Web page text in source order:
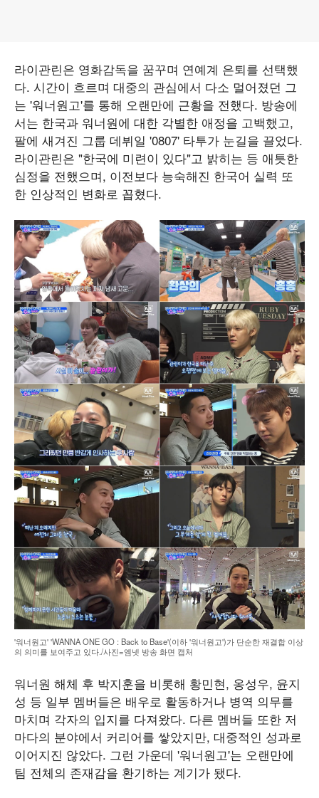
라이관린은 영화감독을 꿈꾸며 연예계 은퇴를 선택했
다. 시간이 흐르며 대중의 관심에서 다소 멀어졌던 그
는 '워너원고'를 통해 오랜만에 근황을 전했다. 방송에
서는 한국과 워너원에 대한 각별한 애정을 고백했고,
팔에 새겨진 그룹 데뷔일 '0807' 타투가 눈길을 끌었다.
라이관린은 "한국에 미련이 있다"고 밝히는 등 애틋한
심정을 전했으며, 이전보다 능숙해진 한국어 실력 또
한 인상적인 변화로 꼽혔다.
'워너원고' 'WANNA ONE GO : Back to Base'(이하 '워너원고')가 단순한 재결합 이상
의 의미를 보여주고 있다./사진=엠넷 방송 화면 캡처
워너원 해체 후 박지훈을 비롯해 황민현, 옹성우, 윤지
성 등 일부 멤버들은 배우로 활동하거나 병역 의무를
마치며 각자의 입지를 다져왔다. 다른 멤버들 또한 저
마다의 분야에서 커리어를 쌓았지만, 대중적인 성과로
이어지진 않았다. 그런 가운데 '워너원고'는 오랜만에
팀 전체의 존재감을 환기하는 계기가 됐다.